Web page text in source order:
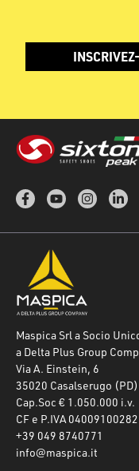
Maspica Srl a Socio
a Delta Plus Group
Via A. Einstein, 6
35020 Casalserugo
Cap.Soc € 1.050.000 i.v.
CF e P.IVA 04009100282
+39 049 8740771
info@maspica.it